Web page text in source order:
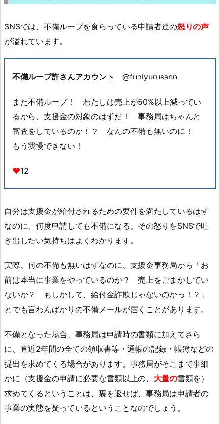
SNSでは、不備ループを食らっている申請者達の怒りの声
が溢れています。
不備ループ許さんアカウント @fubiyurusann
また不備ループ！ わたしは売上が50%以上減ってい
るから、支援金の対象のはずだ！ 事務局はちゃんと
審査をしているのか！？ なんの不備も無いのに！
もう我慢できない！
♥12
自分は支援金が給付されるための要件を満たしているはず
なのに、何度申請しても不備になる。その怒りをSNSで吐
き出したい気持ちはよくわかります。
実際、何の不備も無いはずなのに、支援金事務局から「お
前は本当に事業をやっているのか？ 売上をごまかしてい
ないか？ もしかして、給付金詐欺じゃないのかっ！？」
とでも言わんばかりの不備メールが届くことがあります。
不備となった場合、事務局は申請時の書類に加えてさら
に、直近2年間の全ての領収書等・通帳の記録・帳簿などの
提出を求めてくる場合があります。事務局がそこまで事細
かに（支援金の申請に必要な書類以上の、 大量の書類を）
求めてくるということは、裏を返せば、事務局は申請者の
事業の実態を疑っているということなのでしょう。